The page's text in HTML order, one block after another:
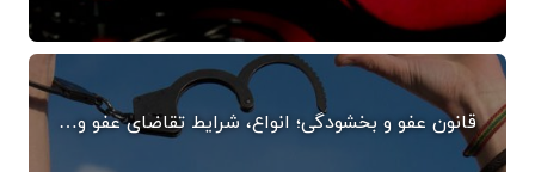
قانون عفو و بخشودگی؛ انواع، شرایط تقاضای عفو و…